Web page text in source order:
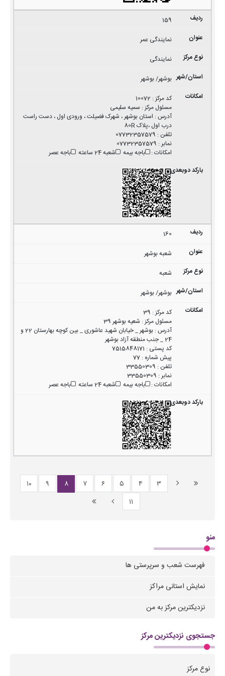
159
نمایندگی عمر
نمایندگی
بوشهر/ بوشهر
کد مرکز:
10072
مسئول مرکز: سمیه سلیمی
آدرس: استان بوشهر ، شهرک فضیلت ، ورودی اول ، دست راست
درب اول ،پلاک 80R
تلفن :
07732357579
نمابر:
07732357579
امکانات: باجه بیمه شعبه 24 ساعته باجه عصر
160
شعبه بوشهر
شعبه
بوشهر/ بوشهر
کد مرکز:
39
مسئول مرکز: شعیه بوشهر 39
آدرس:
بوشهر _ خیابان شهید عاشوری _ بین کوچه بهارستان 22 و
24 _ جنب منطقه آزاد بوشهر
کد پستی :
7515848171
پیش شماره :
77
تلفن :
33550309
نمابر:
33550309
امکانات: باجه بیمه شعبه 24 ساعته باجه عصر
۳ ۴ ۵ ۶ ۷ ۸ ۹
۱۰
۱۱
منو
فهرست شعب و سرپرستی ها
نمایش استانی مراکز
نزدیکترین مرکز به من
جستجوی نزدیکترین مرکز
نوع مرکز